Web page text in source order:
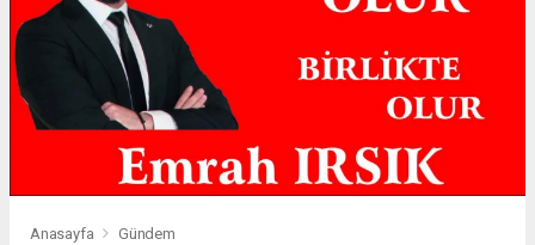
Anasayfa Gündem